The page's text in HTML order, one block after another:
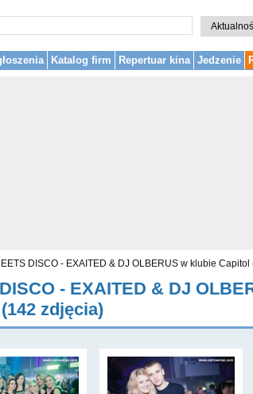
Katalog firm Repertuar kina Jedzenie
DISCO - EXAITED & DJ OLBERUS w klubie
- EXAITED & DJ
zdjęcia)